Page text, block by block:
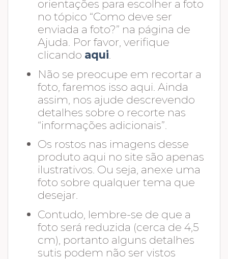
orientações para escolher a foto
no tópico “Como deve ser
enviada a foto?” na página de
Ajuda. Por favor, verifique
clicando aqui
Não se preocupe em recortar a
foto, faremos isso aqui. Ainda
assim, nos ajude descrevendo
detalhes sobre o recorte nas
“informações adicionais”.
Os rostos nas imagens desse
produto aqui no site são apenas
ilustrativos. Ou seja, anexe uma
foto sobre qualquer tema que
desejar.
Contudo, lembre-se de que a
foto será reduzida (cerca de 4,5
cm), portanto alguns detalhes
sutis podem não ser vistos